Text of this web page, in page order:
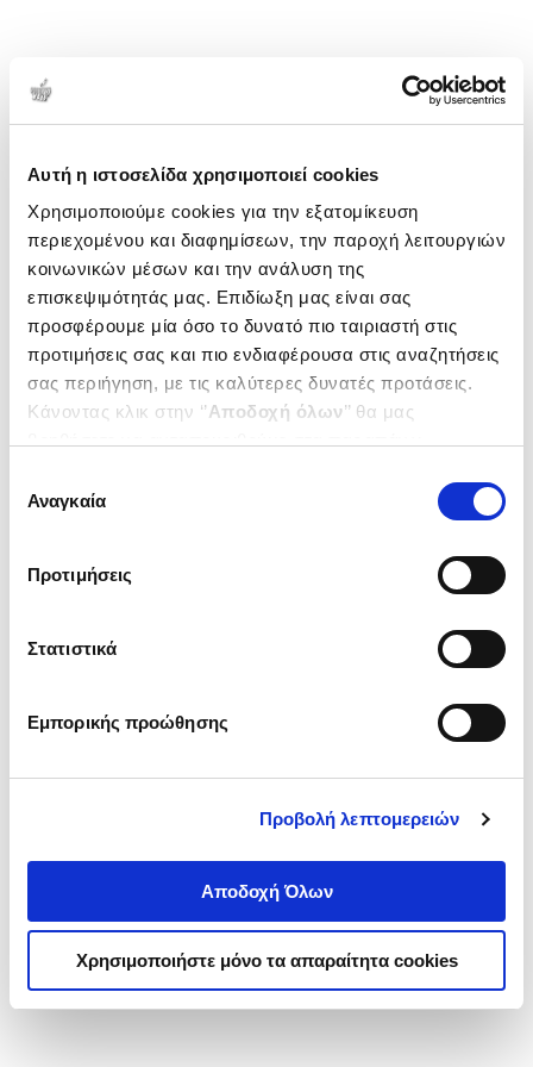
Αυτή η ιστοσελίδα χρησιμοποιεί cookies
Χρησιμοποιούμε cookies για την εξατομίκευση
περιεχομένου και διαφημίσεων, την παροχή λειτουργιών
κοινωνικών μέσων και την ανάλυση της
επισκεψιμότητάς μας. Επιδίωξη μας είναι σας
προσφέρουμε μία όσο το δυνατό πιο ταιριαστή στις
προτιμήσεις σας και πιο ενδιαφέρουσα στις αναζητήσεις
σας περιήγηση, με τις καλύτερες δυνατές προτάσεις.
Κάνοντας κλικ στην ‘’Αποδοχή όλων’’ θα μας
ενδιαφέρουν και να επιλέξετε από τα παρακάτω με την
΄΄και να ενημερωθείτε σχετικά με
συγκατάθεσης
Αναγκαία
Προτιμήσεις
Στατιστικά
Εμπορικής προώθησης
Προβολή λεπτομερειών
Αποδοχή Όλων
Χρησιμοποιήστε μόνο τα απαραίτητα cookies